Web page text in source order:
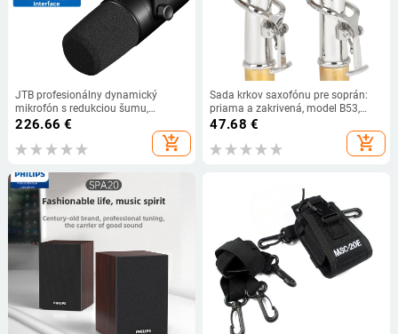
JTB profesionálny dynamický
mikrofón s redukciou šumu,
monitorovanie v reálnom čase pre
videostreaming, USB/XLR dvojité
rozhranie, SNR ≥ 85 dB
226.66 €
add_shopping_cart
Sada krkov saxofónu pre soprán:
priama a zakrivená, model B53,
korkové spojky z medi, balenie OPP,
47.68 €
add_shopping_cart